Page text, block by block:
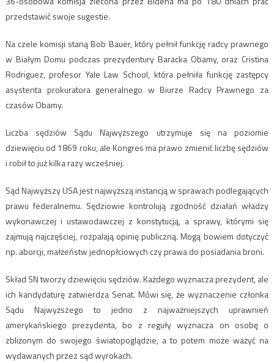
przedstawić swoje sugestie.
Na czele komisji staną Bob Bauer, który pełnił funkcję radcy prawnego
w Białym Domu podczas prezydentury Baracka Obamy, oraz Cristina
Rodriguez, profesor Yale Law School, która pełniła funkcję zastępcy
asystenta prokuratora generalnego w Biurze Radcy Prawnego za
czasów Obamy.
Liczba sędziów Sądu Najwyższego utrzymuje się na poziomie
dziewięciu od 1869 roku, ale Kongres ma prawo zmienić liczbę sędziów
i robił to już kilka razy wcześniej.
Sąd Najwyższy USA jest najwyższą instancją w sprawach podlegających
prawu federalnemu. Sędziowie kontrolują zgodność działań władzy
wykonawczej i ustawodawczej z konstytucją, a sprawy, którymi się
zajmują najczęściej, rozpalają opinię publiczną. Mogą bowiem dotyczyć
np. aborcji, małżeństw jednopłciowych czy prawa do posiadania broni.
Skład SN tworzy dziewięciu sędziów. Każdego wyznacza prezydent, ale
ich kandydaturę zatwierdza Senat. Mówi się, że wyznaczenie członka
Sądu Najwyższego to jedno z najważniejszych uprawnień
amerykańskiego prezydenta, bo z reguły wyznacza on osobę o
zbliżonym do swojego światopoglądzie, a to potem może ważyć na
wydawanych przez sąd wyrokach.